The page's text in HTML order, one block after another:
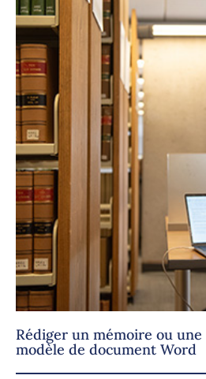
Rédiger un mémoire ou une
modèle de document Word